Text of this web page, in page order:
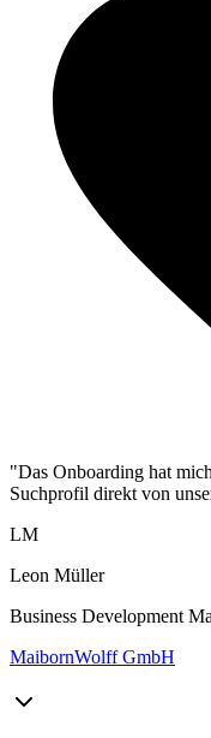
"Das Onboarding hat
Suchprofil direkt von
LM
Leon Müller
Business Development
MaibornWolff GmbH